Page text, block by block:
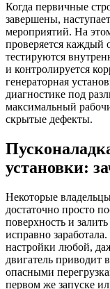
Когда первичные
завершены,
мероприятий. На
проверяется каждый
тестируются
и контролируется
генераторная
диагностике под
максимальный
скрытые дефекты.
установки:
Некоторые
достаточно просто
поверхность и
исправно
настройки любой,
двигатель приводит
опасными
первом же запуске